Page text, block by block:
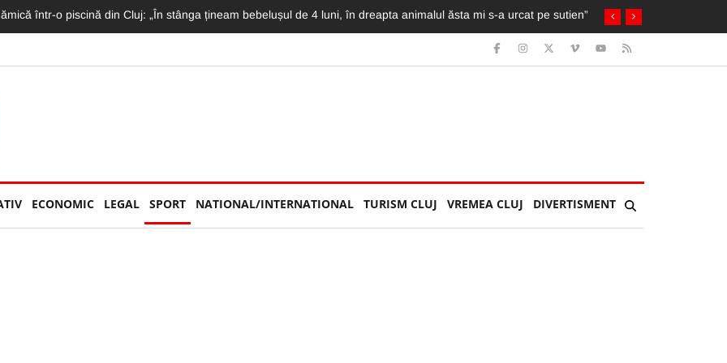
pe DN1! Avea doar 36 de ani și lucra ca polițist la Penitenciarul Gherla: Îl așteptau soția și copilul
ECONOMIC LEGAL SPORT NATIONAL/INTERNATIONAL TURISM CLUJ VREMEA CLUJ DIVERTISMENT